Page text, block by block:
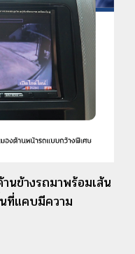
นข้างรถมาพร้อมเส้น
ที่แคบมีความ